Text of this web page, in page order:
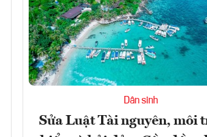
Dân sinh
Sửa Luật Tài nguyên, môi